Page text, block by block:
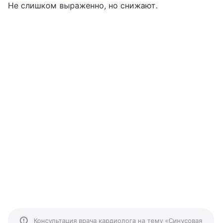
Не слишком выраженно, но снижают.
Консультация врача кардиолога на тему «Синусовая